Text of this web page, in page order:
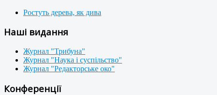
Ростуть дерева, як дива
Наші видання
Журнал "Трибуна"
Журнал "Наука і суспільство"
Журнал "Редакторське око"
Конференції